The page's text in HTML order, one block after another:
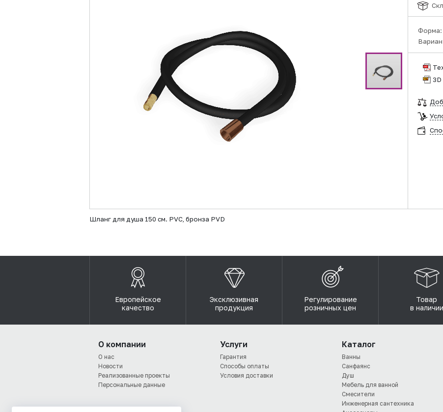
Форма:
Шланг для душа 150 см. PVC, бронза PVD
Европейское
качество
Эксклюзивная
продукция
Регулирование
розничных цен
Товар
в наличии
О компании
О нас
Новости
Реализованные проекты
Персональные данные
Услуги
Гарантия
Способы оплаты
Условия доставки
Каталог
Ванны
Санфаянс
Душ
Мебель для ванной
Смесители
Инженерная сантехника